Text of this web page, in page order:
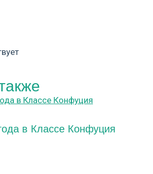
в Классе Конфуция